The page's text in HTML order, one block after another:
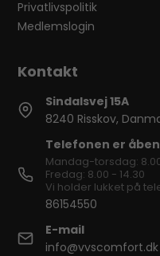
Privatlivspolitik
Medlemslogin
Sindalsvej 15A
8240 Risskov,
Telefonen er
Mandag-torsdag:
Fredag: 8.00 - 14.30
Vi holder lukket på
86154550
E-mail
info@vvscomfort.dk